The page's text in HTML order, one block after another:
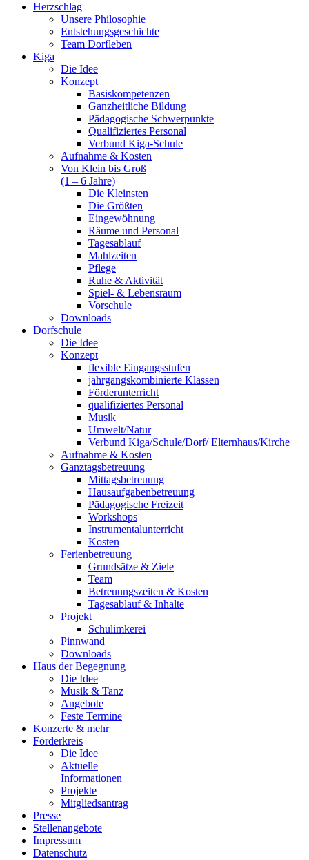
Herzschlag
Unsere Philosophie
Entstehungsgeschichte
Team Dorfleben
Kiga
Die Idee
Konzept
Basiskompetenzen
Ganzheitliche Bildung
Pädagogische Schwerpunkte
Qualifiziertes Personal
Verbund Kiga-Schule
Aufnahme & Kosten
Von Klein bis Groß
(1 – 6 Jahre)
Die Kleinsten
Die Größten
Eingewöhnung
Räume und Personal
Tagesablauf
Mahlzeiten
Pflege
Ruhe & Aktivität
Spiel- & Lebensraum
Vorschule
Downloads
Dorfschule
Die Idee
Konzept
flexible Eingangsstufen
jahrgangskombinierte Klassen
Förderunterricht
qualifiziertes Personal
Musik
Umwelt/Natur
Verbund Kiga/Schule/Dorf/ Elternhaus/Kirche
Aufnahme & Kosten
Ganztagsbetreuung
Mittagsbetreuung
Hausaufgabenbetreuung
Pädagogische Freizeit
Workshops
Instrumentalunterricht
Kosten
Ferienbetreuung
Grundsätze & Ziele
Team
Betreuungszeiten & Kosten
Tagesablauf & Inhalte
Projekt
Schulimkerei
Pinnwand
Downloads
Haus der Begegnung
Die Idee
Musik & Tanz
Angebote
Feste Termine
Konzerte & mehr
Förderkreis
Die Idee
Aktuelle
Informationen
Projekte
Mitgliedsantrag
Presse
Stellenangebote
Impressum
Datenschutz